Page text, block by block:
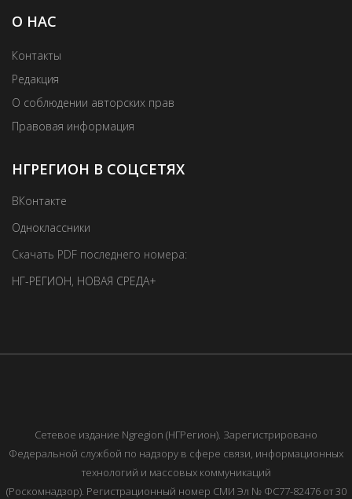
О НАС
Контакты
Редакция
О соблюдении авторских прав
Правовая информация
НГРЕГИОН В СОЦСЕТЯХ
ВКонтакте
Одноклассники
Скачать PDF последнего номера:
НГ-РЕГИОН, НОВАЯ СРЕДА+
Сетевое издание Ngregion (НГРегион). Зарегистрировано
Федеральной службой по надзору в сфере связи, информационных
технологий и массовых коммуникаций
(Роскомнадзор). Регистрационный номер СМИ Эл № ФС77-82476 от 30